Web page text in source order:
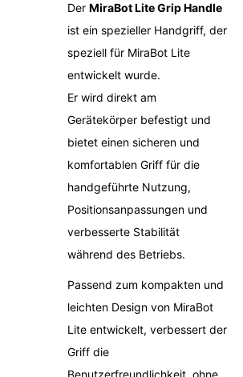
Der MiraBot Lite Grip Handle
ist ein spezieller Handgriff, der
speziell für MiraBot Lite
entwickelt wurde.
Er wird direkt am
Gerätekörper befestigt und
bietet einen sicheren und
komfortablen Griff für die
handgeführte Nutzung,
Positionsanpassungen und
verbesserte Stabilität
während des Betriebs.
Passend zum kompakten und
leichten Design von MiraBot
Lite entwickelt, verbessert der
Griff die
Benutzerfreundlichkeit, ohne